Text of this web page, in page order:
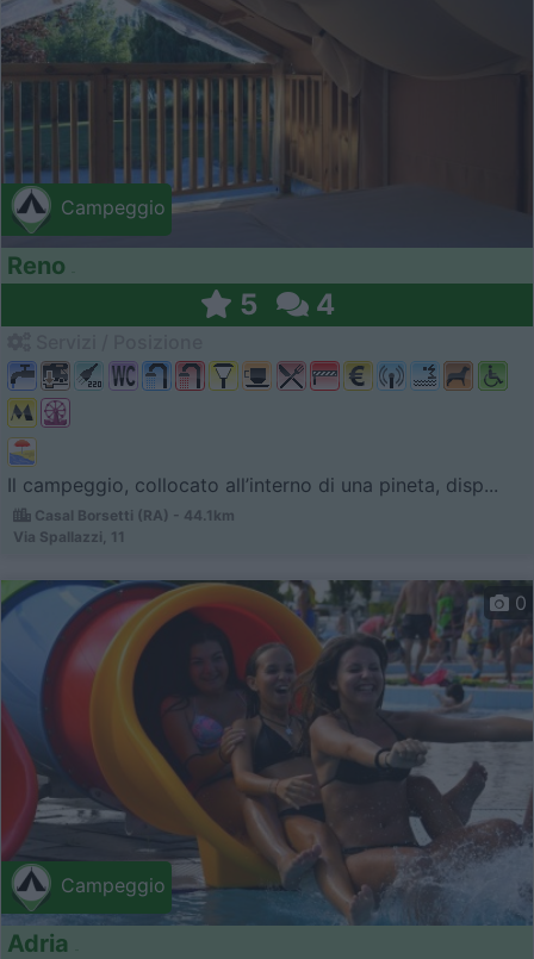
Campeggio
Reno
5 4
Il campeggio, collocato all’interno di una pineta, disp...
Casal Borsetti (RA) - 44.1km
Via Spallazzi, 11
Campeggio
0
Adria